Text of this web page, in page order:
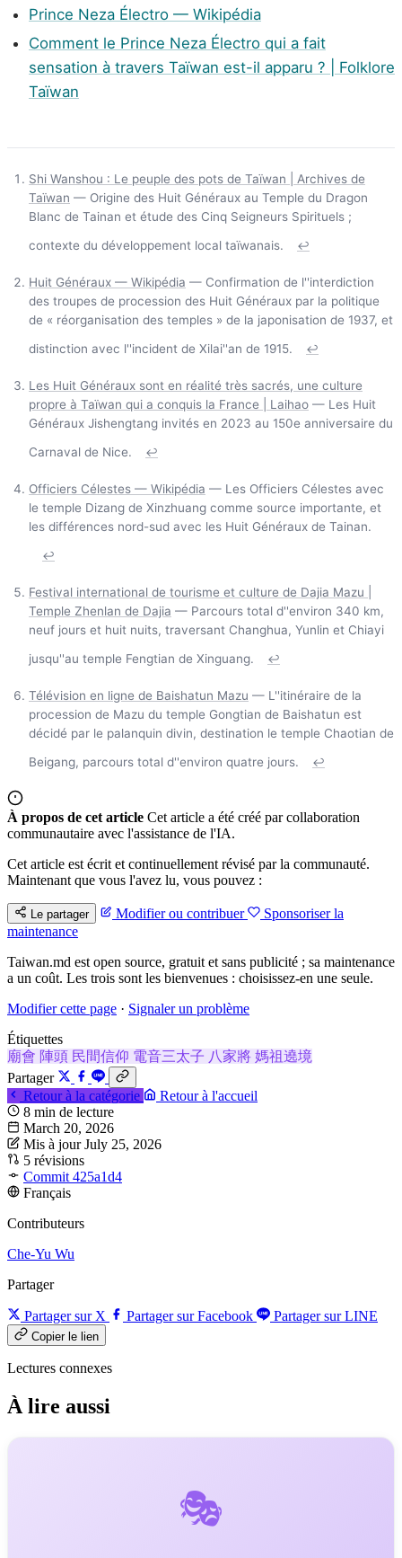
Prince Neza Électro — Wikipédia
Comment le Prince Neza Électro qui a fait
sensation à travers Taïwan est-il apparu ? | Folklore
Taïwan
Shi Wanshou : Le peuple des pots de Taïwan | Archives de
Taïwan — Origine des Huit Généraux au Temple du Dragon
Blanc de Tainan et étude des Cinq Seigneurs Spirituels ;
contexte du développement local taïwanais.
↩
Huit Généraux — Wikipédia — Confirmation de l''interdiction
des troupes de procession des Huit Généraux par la politique
de « réorganisation des temples » de la japonisation de 1937, et
distinction avec l''incident de Xilai''an de 1915.
↩
Les Huit Généraux sont en réalité très sacrés, une culture
propre à Taïwan qui a conquis la France | Laihao — Les Huit
Généraux Jishengtang invités en 2023 au 150e anniversaire du
Carnaval de Nice.
↩
Officiers Célestes — Wikipédia — Les Officiers Célestes avec
le temple Dizang de Xinzhuang comme source importante, et
les différences nord-sud avec les Huit Généraux de Tainan.
↩
Festival international de tourisme et culture de Dajia Mazu |
Temple Zhenlan de Dajia — Parcours total d''environ 340 km,
neuf jours et huit nuits, traversant Changhua, Yunlin et Chiayi
jusqu''au temple Fengtian de Xinguang.
↩
Télévision en ligne de Baishatun Mazu — L''itinéraire de la
procession de Mazu du temple Gongtian de Baishatun est
décidé par le palanquin divin, destination le temple Chaotian de
Beigang, parcours total d''environ quatre jours.
↩
À propos de cet article Cet article a été créé par collaboration
communautaire avec l'assistance de l'IA.
Cet article est écrit et continuellement révisé par la communauté.
Maintenant que vous l'avez lu, vous pouvez :
Le partager Modifier ou contribuer
Sponsoriser la
maintenance
Taiwan.md est open source, gratuit et sans publicité ; sa maintenance
a un coût. Les trois sont les bienvenues : choisissez-en une seule.
Modifier cette page · Signaler un problème
Étiquettes
廟會 陣頭 民間信仰 電音三太子 八家將 媽祖遶境
Partager
Retour à la catégorie
Retour à l'accueil
8 min de lecture
March 20, 2026
Mis à jour July 25, 2026
5 révisions
Commit 425a1d4
Français
Contributeurs
Che-Yu Wu
Partager
Partager sur X Partager sur Facebook Partager sur LINE
Copier le lien
Lectures connexes
À lire aussi
🎭